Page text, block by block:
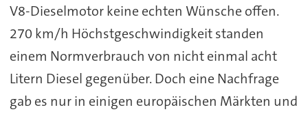
V8-Dieselmotor keine echten Wünsche offen.
270 km/h Höchstgeschwindigkeit standen
einem Normverbrauch von nicht einmal acht
Litern Diesel gegenüber. Doch eine Nachfrage
gab es nur in einigen europäischen Märkten und